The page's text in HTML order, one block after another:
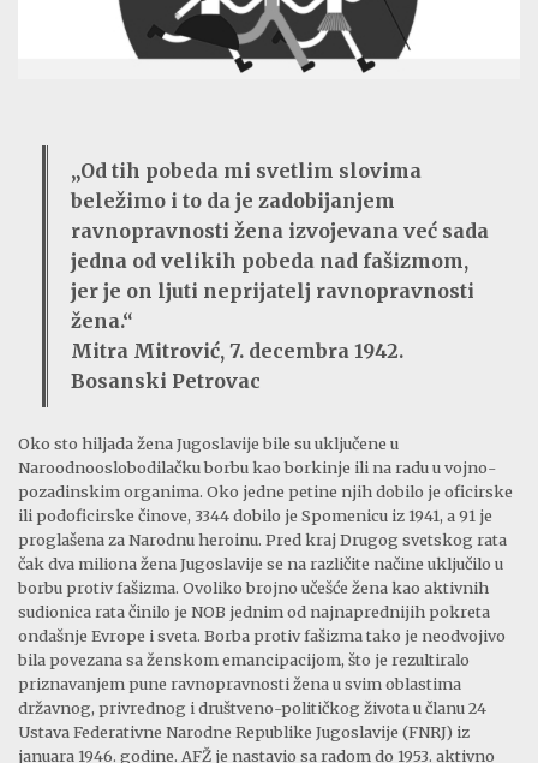
„Od tih pobeda mi svetlim slovima
beležimo i to da je zadobijanjem
ravnopravnosti žena izvojevana već sada
jedna od velikih pobeda nad fašizmom,
jer je on ljuti neprijatelj ravnopravnosti
žena.“
Mitra Mitrović, 7. decembra 1942.
Bosanski Petrovac
Oko sto hiljada žena Jugoslavije bile su uključene u
Naroodnooslobodilačku borbu kao borkinje ili na radu u vojno-
pozadinskim organima. Oko jedne petine njih dobilo je oficirske
ili podoficirske činove, 3344 dobilo je Spomenicu iz 1941, a 91 je
proglašena za Narodnu heroinu. Pred kraj Drugog svetskog rata
čak dva miliona žena Jugoslavije se na različite načine uključilo u
borbu protiv fašizma. Ovoliko brojno učešće žena kao aktivnih
sudionica rata činilo je NOB jednim od najnaprednijih pokreta
ondašnje Evrope i sveta. Borba protiv fašizma tako je neodvojivo
bila povezana sa ženskom emancipacijom, što je rezultiralo
priznavanjem pune ravnopravnosti žena u svim oblastima
državnog, privrednog i društveno-političkog života u članu 24
Ustava Federativne Narodne Republike Jugoslavije (FNRJ) iz
januara 1946. godine. AFŽ je nastavio sa radom do 1953. aktivno